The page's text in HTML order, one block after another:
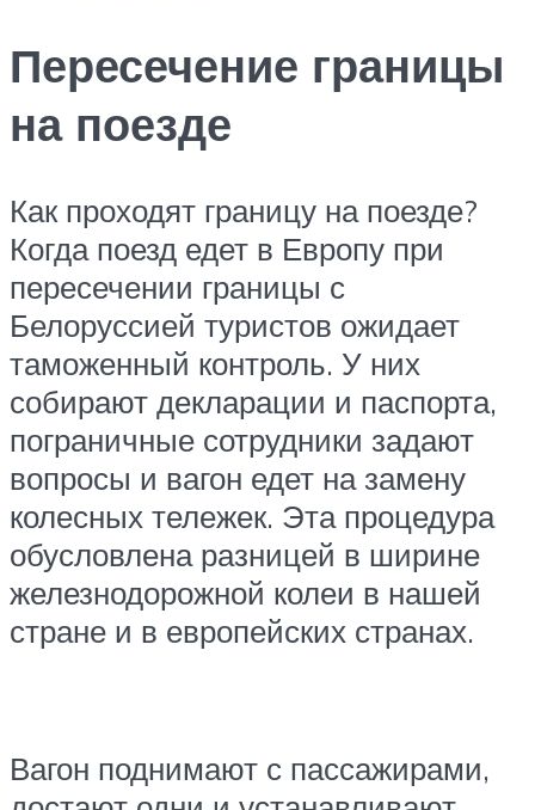
Пересечение границы
на поезде
Как проходят границу на поезде?
Когда поезд едет в Европу при
пересечении границы с
Белоруссией туристов ожидает
таможенный контроль. У них
собирают декларации и паспорта,
пограничные сотрудники задают
вопросы и вагон едет на замену
колесных тележек. Эта процедура
обусловлена разницей в ширине
железнодорожной колеи в нашей
стране и в европейских странах.
Вагон поднимают с пассажирами,